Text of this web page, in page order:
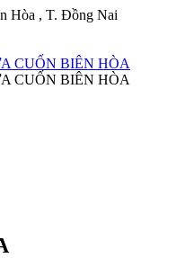
Hòa , T. Đồng Nai